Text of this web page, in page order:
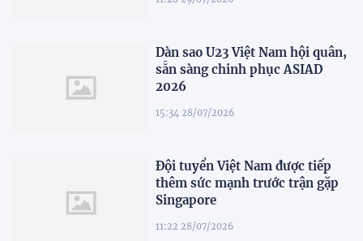
Dàn sao U23 Việt Nam hội quân,
sẵn sàng chinh phục ASIAD
2026
15:34 28/07/2026
Đội tuyển Việt Nam được tiếp
thêm sức mạnh trước trận gặp
Singapore
11:22 28/07/2026